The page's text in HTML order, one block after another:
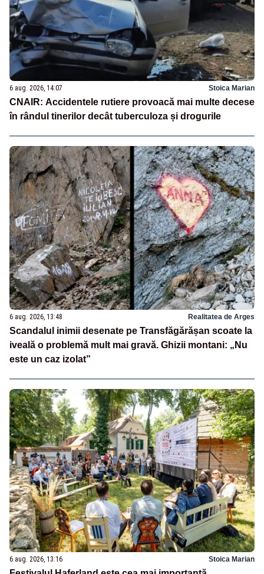
6 aug. 2026, 14:07 Stoica Marian
CNAIR: Accidentele rutiere provoacă mai multe decese
în rândul tinerilor decât tuberculoza și drogurile
6 aug. 2026, 13:48 Realitatea de Arges
Scandalul inimii desenate pe Transfăgărășan scoate la
iveală o problemă mult mai gravă. Ghizii montani: „Nu
este un caz izolat”
6 aug. 2026, 13:16 Stoica Marian